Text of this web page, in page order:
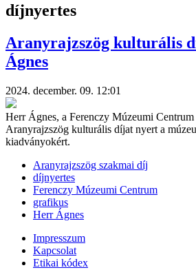
díjnyertes
Aranyrajzszög kulturális
Ágnes
2024. december. 09. 12:01
Herr Ágnes, a Ferenczy Múzeumi Centrum
Aranyrajzszög kulturális díjat nyert a
kiadványokért.
Aranyrajzszög szakmai díj
díjnyertes
Ferenczy Múzeumi Centrum
grafikus
Herr Ágnes
Impresszum
Kapcsolat
Etikai kódex